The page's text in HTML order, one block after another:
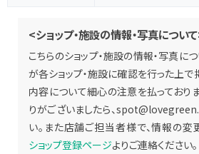
<ショップ・施設の情報・写真につい
こちらのショップ・施設の情報・写真に
が各ショップ・施設に確認を行った上で
内容について細心の注意を払っており
りがございましたら、
い。また店舗ご担当者様で、情報の変
ショップ登録ページよりご連絡ください。